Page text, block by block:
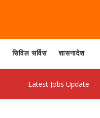
सिविल सर्विस शासनादेश
Latest Jobs Update